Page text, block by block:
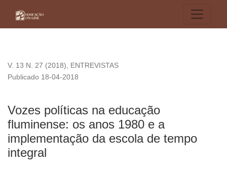
V. 13 N. 27 (2018), ENTREVISTAS
Vozes políticas na educação
fluminense: os anos 1980 e a
implementação da escola de tempo
integral
Publicado 18-04-2018